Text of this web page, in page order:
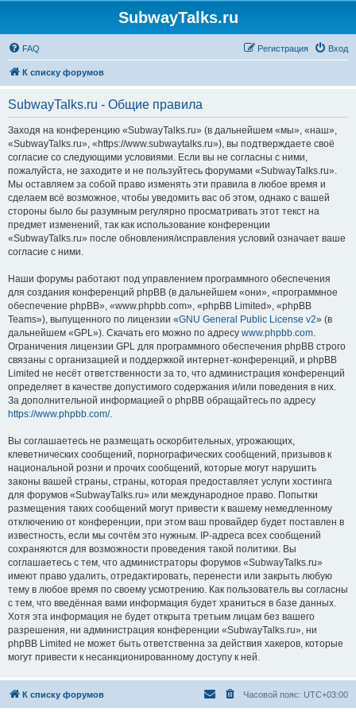
SubwayTalks.ru
FAQ Вход
Регистрация
К списку форумов
SubwayTalks.ru - Общие правила
Заходя на конференцию «SubwayTalks.ru» (в дальнейшем «мы», «наш»,
«SubwayTalks.ru», «https://www.subwaytalks.ru»), вы подтверждаете своё
согласие со следующими условиями. Если вы не согласны с ними,
пожалуйста, не заходите и не пользуйтесь форумами «SubwayTalks.ru».
Мы оставляем за собой право изменять эти правила в любое время и
сделаем всё возможное, чтобы уведомить вас об этом, однако с вашей
стороны было бы разумным регулярно просматривать этот текст на
предмет изменений, так как использование конференции
«SubwayTalks.ru» после обновления/исправления условий означает ваше
согласие с ними.
Наши форумы работают под управлением программного обеспечения
для создания конференций phpBB (в дальнейшем «они», «программное
обеспечение phpBB», «www.phpbb.com», «phpBB Limited», «phpBB
Teams»), выпущенного по лицензии «GNU General Public License v2» (в
дальнейшем «GPL»). Скачать его можно по адресу www.phpbb.com.
Ограничения лицензии GPL для программного обеспечения phpBB строго
связаны с организацией и поддержкой интернет-конференций, и phpBB
Limited не несёт ответственности за то, что администрация конференций
определяет в качестве допустимого содержания и/или поведения в них.
За дополнительной информацией о phpBB обращайтесь по адресу
https://www.phpbb.com/.
Вы соглашаетесь не размещать оскорбительных, угрожающих,
клеветнических сообщений, порнографических сообщений, призывов к
национальной розни и прочих сообщений, которые могут нарушить
законы вашей страны, страны, которая предоставляет услуги хостинга
для форумов «SubwayTalks.ru» или международное право. Попытки
размещения таких сообщений могут привести к вашему немедленному
отключению от конференции, при этом ваш провайдер будет поставлен в
известность, если мы сочтём это нужным. IP-адреса всех сообщений
сохраняются для возможности проведения такой политики. Вы
соглашаетесь с тем, что администраторы форумов «SubwayTalks.ru»
имеют право удалить, отредактировать, перенести или закрыть любую
тему в любое время по своему усмотрению. Как пользователь вы согласны
с тем, что введённая вами информация будет храниться в базе данных.
Хотя эта информация не будет открыта третьим лицам без вашего
разрешения, ни администрация конференции «SubwayTalks.ru», ни
phpBB Limited не может быть ответственна за действия хакеров, которые
могут привести к несанкционированному доступу к ней.
К списку форумов Часовой пояс: UTC+03:00